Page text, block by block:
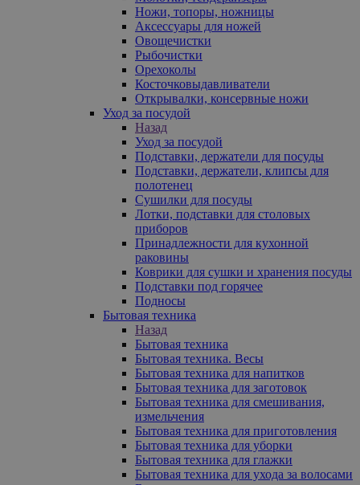
Ножи, топоры, ножницы
Аксессуары для ножей
Овощечистки
Рыбочистки
Орехоколы
Косточковыдавливатели
Открывалки, консервные ножи
Уход за посудой
Назад
Уход за посудой
Подставки, держатели для посуды
Подставки, держатели, клипсы для
полотенец
Сушилки для посуды
Лотки, подставки для столовых
приборов
Принадлежности для кухонной
раковины
Коврики для сушки и хранения посуды
Подставки под горячее
Подносы
Бытовая техника
Назад
Бытовая техника
Бытовая техника. Весы
Бытовая техника для напитков
Бытовая техника для заготовок
Бытовая техника для смешивания,
измельчения
Бытовая техника для приготовления
Бытовая техника для уборки
Бытовая техника для глажки
Бытовая техника для ухода за волосами